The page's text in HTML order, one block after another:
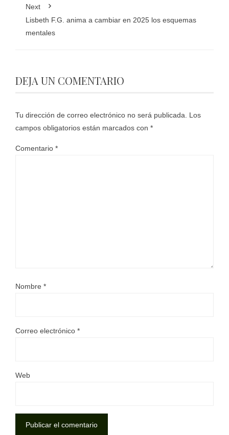
Next
Lisbeth F.G. anima a cambiar en 2025 los esquemas
mentales
DEJA UN COMENTARIO
Tu dirección de correo electrónico no será publicada.
Los
campos obligatorios están marcados con *
Comentario *
Nombre *
Correo electrónico *
Web